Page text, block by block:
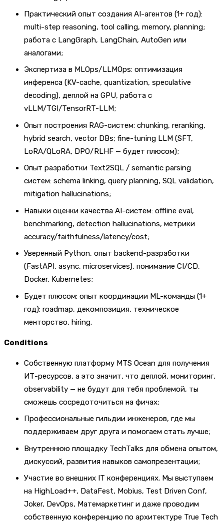
Практический опыт создания AI-агентов (1+ год):
multi-step reasoning, tool calling, memory, planning;
работа с LangGraph, LangChain, AutoGen или
аналогами;
Экспертиза в MLOps/LLMOps: оптимизация
инференса (KV-cache, quantization, speculative
decoding), деплой на GPU, работа с
vLLM/TGI/TensorRT-LLM;
Опыт построения RAG-систем: chunking, reranking,
hybrid search, vector DBs; fine-tuning LLM (SFT,
LoRA/QLoRA, DPO/RLHF — будет плюсом);
Опыт разработки Text2SQL / semantic parsing
систем: schema linking, query planning, SQL validation,
mitigation hallucinations;
Навыки оценки качества AI-систем: offline eval,
benchmarking, detection hallucinations, метрики
accuracy/faithfulness/latency/cost;
Уверенный Python, опыт backend-разработки
(FastAPI, async, microservices), понимание CI/CD,
Docker, Kubernetes;
Будет плюсом: опыт координации ML-команды (1+
год): roadmap, декомпозиция, техническое
менторство, hiring.
Conditions
Собственную платформу MTS Ocean для получения
ИТ-ресурсов, а это значит, что деплой, мониторинг,
observability — не будут для тебя проблемой, ты
сможешь сосредоточиться на фичах;
Профессиональные гильдии инженеров, где мы
поддерживаем друг друга и помогаем стать лучше;
Внутреннюю площадку TechTalks для обмена опытом,
дискуссий, развития навыков самопрезентации;
Участие во внешних IT конференциях. Мы выступаем
на HighLoad++, DataFest, Mobius, Test Driven Conf,
Joker, DevOps, Матемаркетинг и даже проводим
собственную конференцию по архитектуре True Tech